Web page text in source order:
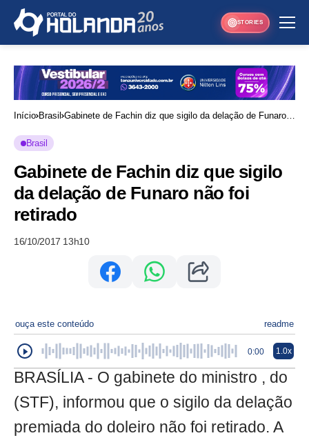
STORIES
Início Brasil Gabinete de Fachin diz que sigilo da delação de Funaro
Brasil
Gabinete de Fachin diz que sigilo
da delação de Funaro não foi
retirado
16/10/2017 13h10
ouça este conteúdo readme
0:00 1.0x
BRASÍLIA - O gabinete do ministro , do
(STF), informou que o sigilo da delação
premiada do doleiro não foi retirado. A